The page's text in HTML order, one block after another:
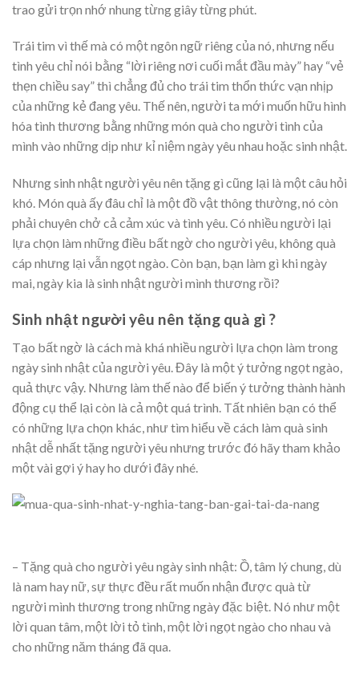
trao gửi trọn nhớ nhung từng giây từng phút.
Trái tim vì thế mà có một ngôn ngữ riêng của nó, nhưng nếu
tình yêu chỉ nói bằng “lời riêng nơi cuối mắt đầu mày” hay “vẻ
thẹn chiều say” thì chẳng đủ cho trái tim thổn thức vạn nhịp
của những kẻ đang yêu. Thế nên, người ta mới muốn hữu hình
hóa tình thương bằng những món quà cho người tình của
mình vào những dịp như kỉ niệm ngày yêu nhau hoặc sinh nhật.
Nhưng sinh nhật người yêu nên tặng gì cũng lại là một câu hỏi
khó. Món quà ấy đâu chỉ là một đồ vật thông thường, nó còn
phải chuyên chở cả cảm xúc và tình yêu. Có nhiều người lại
lựa chọn làm những điều bất ngờ cho người yêu, không quà
cáp nhưng lại vẫn ngọt ngào. Còn bạn, bạn làm gì khi ngày
mai, ngày kia là sinh nhật người mình thương rồi?
Sinh nhật người yêu nên tặng quà gì ?
Tạo bất ngờ là cách mà khá nhiều người lựa chọn làm trong
ngày sinh nhật của người yêu. Đây là một ý tưởng ngọt ngào,
quả thực vậy. Nhưng làm thế nào để biến ý tưởng thành hành
động cụ thể lại còn là cả một quá trình. Tất nhiên bạn có thể
có những lựa chọn khác, như tìm hiểu về cách làm quà sinh
nhật dễ nhất tặng người yêu nhưng trước đó hãy tham khảo
một vài gợi ý hay ho dưới đây nhé.
– Tặng quà cho người yêu ngày sinh nhật: Ồ, tâm lý chung, dù
là nam hay nữ, sự thực đều rất muốn nhận được quà từ
người mình thương trong những ngày đặc biệt. Nó như một
lời quan tâm, một lời tỏ tình, một lời ngọt ngào cho nhau và
cho những năm tháng đã qua.